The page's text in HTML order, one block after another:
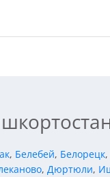
, Белебей, Белорецк,
, Дюртюли,